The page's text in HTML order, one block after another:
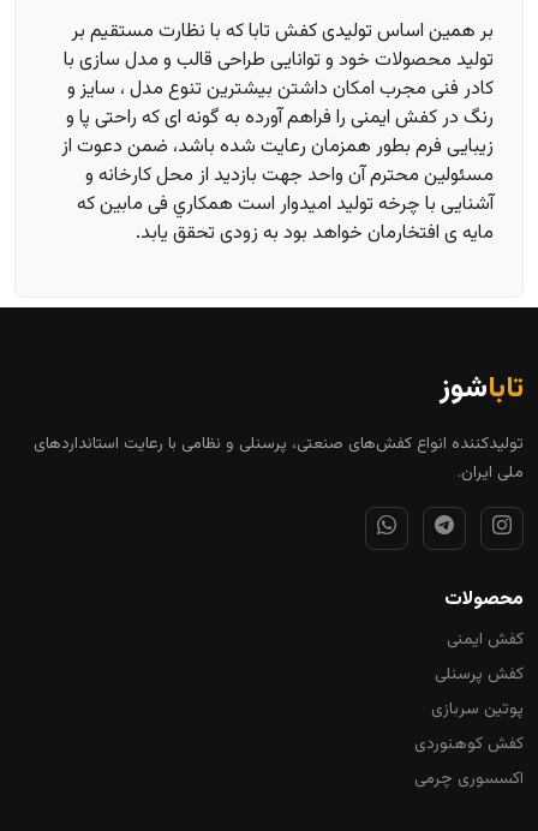
بر همين اساس تولیدی كفش تابا که با نظارت مستقیم بر
تولید محصولات خود و توانایی طراحی قالب و مدل سازی با
کادر فنی مجرب امکان داشتن بیشترین تنوع مدل ، سایز و
رنگ در کفش ایمنی را فراهم آورده به گونه ای که راحتی پا و
زیبایی فرم بطور همزمان رعایت شده باشد، ضمن دعوت از
مسئولین محترم آن واحد جهت بازديد از محل كارخانه و
آشنایی با چرخه تولید اميدوار است همكاري فی مابین که
مایه ی افتخارمان خواهد بود به زودی تحقق یابد.
تاباشوز
تولیدکننده انواع کفش‌های صنعتی، پرسنلی و نظامی با رعایت استانداردهای
ملی ایران.
محصولات
کفش ایمنی
کفش پرسنلی
پوتین سربازی
کفش کوهنوردی
اکسسوری چرمی